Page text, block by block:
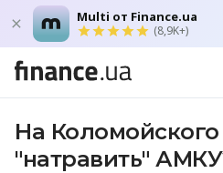
Multi от Finance.ua
(8,9K+)
На Коломойского
"натравить"